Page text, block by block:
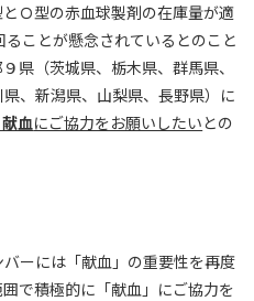
Ｏ型の赤血球製剤の在庫量が適
ことが懸念されているとのこと
県（茨城県、栃木県、群馬県、
、新潟県、山梨県、長野県）に
血にご協力をお願いしたいとの
ーには「献血」の重要性を再度
で積極的に「献血」にご協力を